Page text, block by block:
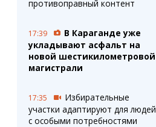
противоправный контент
17:39
В Караганде уже
укладывают асфальт на
новой шестикилометровой
магистрали
17:35
Избирательные
участки адаптируют для людей
с особыми потребностями